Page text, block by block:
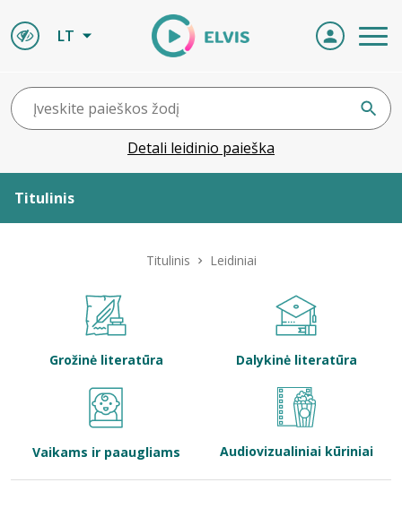
LT
Detali leidinio paieška
Titulinis
Bibliotekoms
Titulinis Leidiniai
Grožinė literatūra Dalykinė literatūra
Vaikams ir paaugliams Audiovizualiniai kūriniai